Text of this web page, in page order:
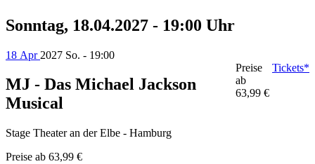
Sonntag, 18.04.2027 - 19:00 Uhr
18 Apr 2027 So. - 19:00
MJ - Das Michael Jackson
Musical
Stage Theater an der Elbe - Hamburg
Preise ab 63,99 €
Preise
ab
63,99 €
Tickets*